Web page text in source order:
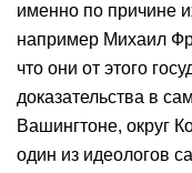
именно по причине
например Михаил
что они от этого
доказательства в
Вашингтоне, округ
один из идеологов